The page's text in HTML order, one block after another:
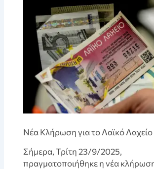
Νέα Κλήρωση για το Λαϊκό Λαχείο
Σήμερα, Τρίτη 23/9/2025,
πραγματοποιήθηκε η νέα